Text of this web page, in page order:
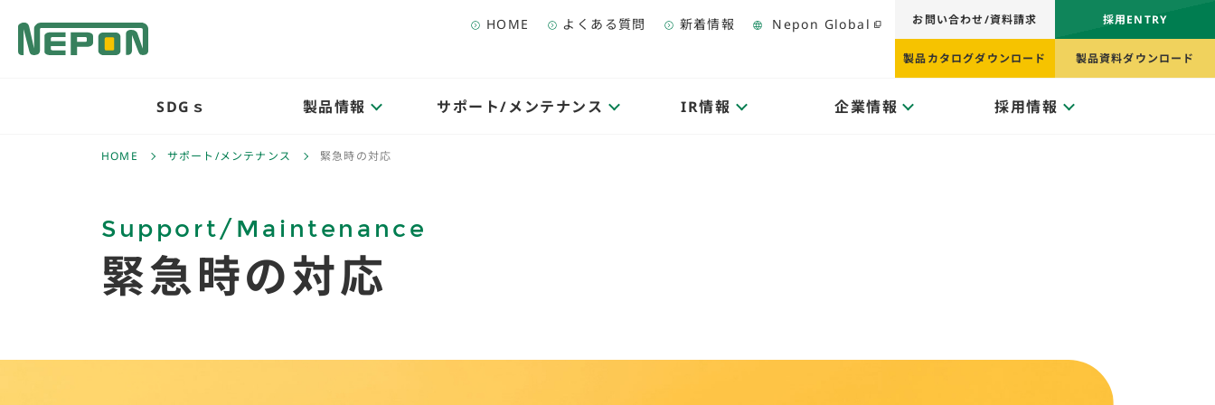
HOME よくある質問 新着情報 Nepon Global お問い合わせ/資料請求
製品カタログダウンロード
採用ENTRY
製品資料ダウンロード
SDGｓ 製品情報 サポート/メンテナンス IR情報 企業情報 採用情報
HOME サポート/メンテナンス 緊急時の対応
Support/Maintenance
緊急時の対応